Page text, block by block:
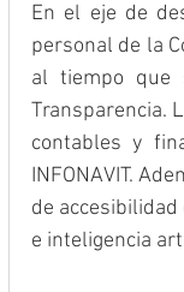
En el eje de
personal de la
al tiempo que
Transparencia.
contables y
INFONAVIT.
de
e inteligencia